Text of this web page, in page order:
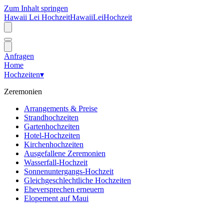
Zum Inhalt springen
Hawaii Lei HochzeitHawaiiLeiHochzeit
Anfragen
Home
Hochzeiten▾
Zeremonien
Arrangements & Preise
Strandhochzeiten
Gartenhochzeiten
Hotel-Hochzeiten
Kirchenhochzeiten
Ausgefallene Zeremonien
Wasserfall-Hochzeit
Sonnenuntergangs-Hochzeit
Gleichgeschlechtliche Hochzeiten
Eheversprechen erneuern
Elopement auf Maui